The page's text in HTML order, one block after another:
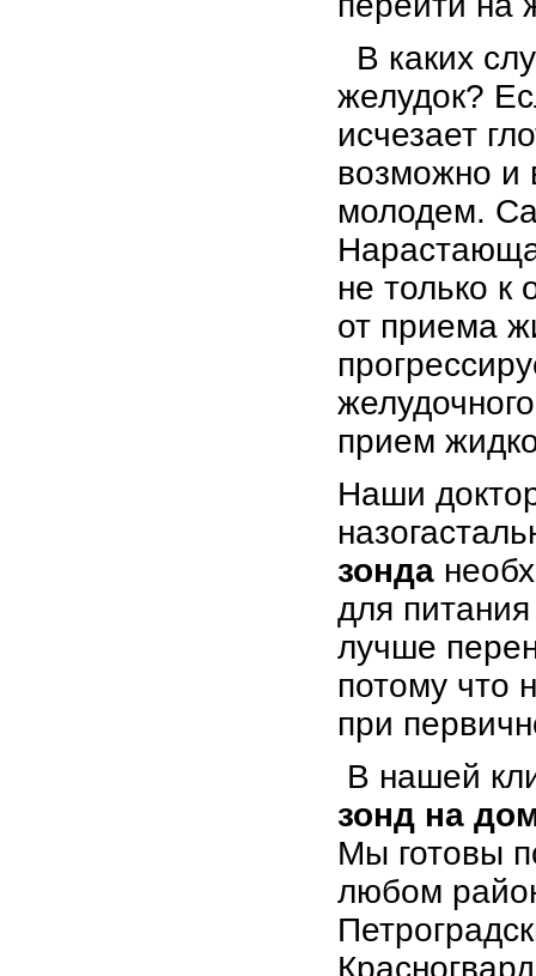
В каких
желудок?
исчезает
возможно и
молодем.
не только к
от приема
прием
Наши
зонда
для
лучше
потому что
при
В нашей
зонд на
Мы готовы
любом